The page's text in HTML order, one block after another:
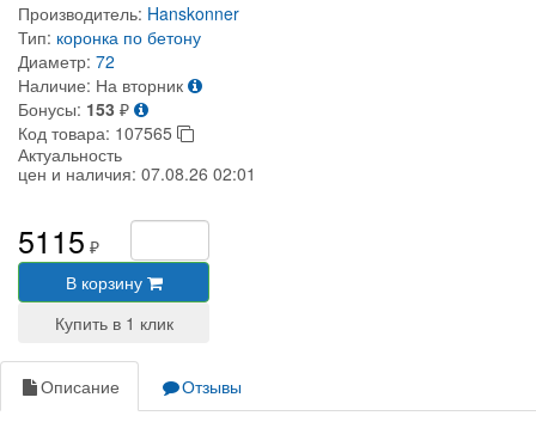
Производитель: Hanskonner
Тип: коронка по бетону
Диаметр: 72
Наличие: На вторник
Бонусы: 153 ₽
Код товара: 107565
Актуальность
цен и наличия: 07.08.26 02:01
5115 ₽
В корзину
Описание Отзывы